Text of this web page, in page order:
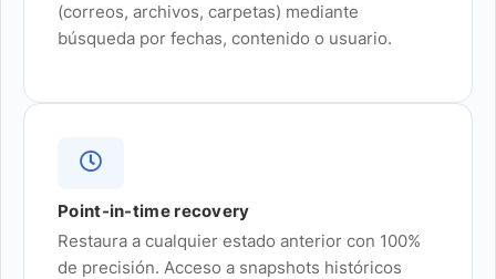
(correos, archivos, carpetas) mediante
búsqueda por fechas, contenido o usuario.
Point-in-time recovery
Restaura a cualquier estado anterior con 100%
de precisión. Acceso a snapshots históricos